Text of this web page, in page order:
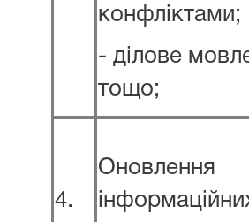
конфліктами;
- ділове
тощо;
4.
Оновлення